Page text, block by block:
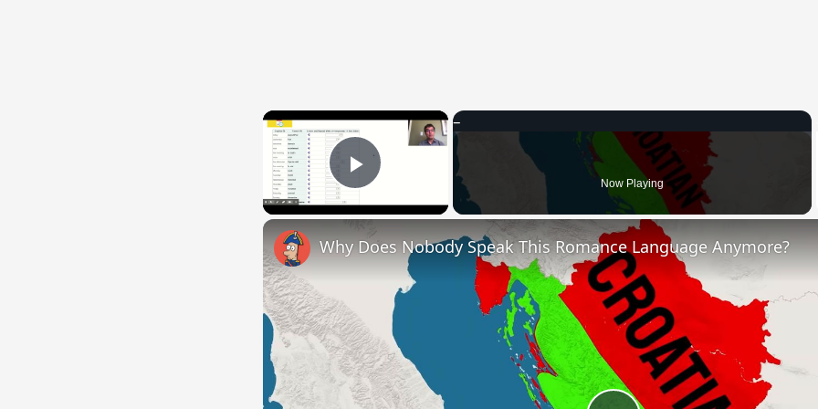
×
Play Video Now Playing
Why Does Nobody Speak This Romance Language Anymore?